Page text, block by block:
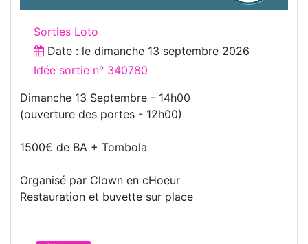
Sorties Loto
Date : le dimanche 13 septembre 2026
Idée sortie n° 340780
Dimanche 13 Septembre - 14h00
(ouverture des portes - 12h00)
1500€ de BA + Tombola
Organisé par Clown en cHoeur
Restauration et buvette sur place